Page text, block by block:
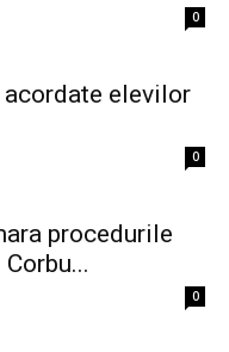
0
elevilor
0
procedurile
0